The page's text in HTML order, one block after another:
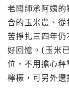
老闆師承阿姨
合的玉米農、
苦掙扎三四年
好回憶。(玉米
位，不用擔心秤
檸檬，可另外